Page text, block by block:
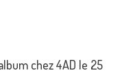
chez 4AD le 25